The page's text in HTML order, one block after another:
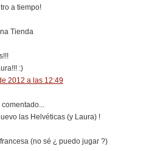
a tiempo!
Tienda
:)
2012 a las 12:49
las Helvéticas (y Laura) !
(no sé ¿ puedo jugar ?)